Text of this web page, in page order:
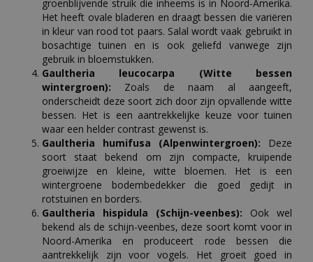
groenblijvende struik die inheems is in Noord-Amerika.
Het heeft ovale bladeren en draagt bessen die variëren
in kleur van rood tot paars. Salal wordt vaak gebruikt in
bosachtige tuinen en is ook geliefd vanwege zijn
gebruik in bloemstukken.
Gaultheria leucocarpa (Witte bessen
wintergroen): Zoals de naam al aangeeft,
onderscheidt deze soort zich door zijn opvallende witte
bessen. Het is een aantrekkelijke keuze voor tuinen
waar een helder contrast gewenst is.
Gaultheria humifusa (Alpenwintergroen): Deze
soort staat bekend om zijn compacte, kruipende
groeiwijze en kleine, witte bloemen. Het is een
wintergroene bodembedekker die goed gedijt in
rotstuinen en borders.
Gaultheria hispidula (Schijn-veenbes): Ook wel
bekend als de schijn-veenbes, deze soort komt voor in
Noord-Amerika en produceert rode bessen die
aantrekkelijk zijn voor vogels. Het groeit goed in